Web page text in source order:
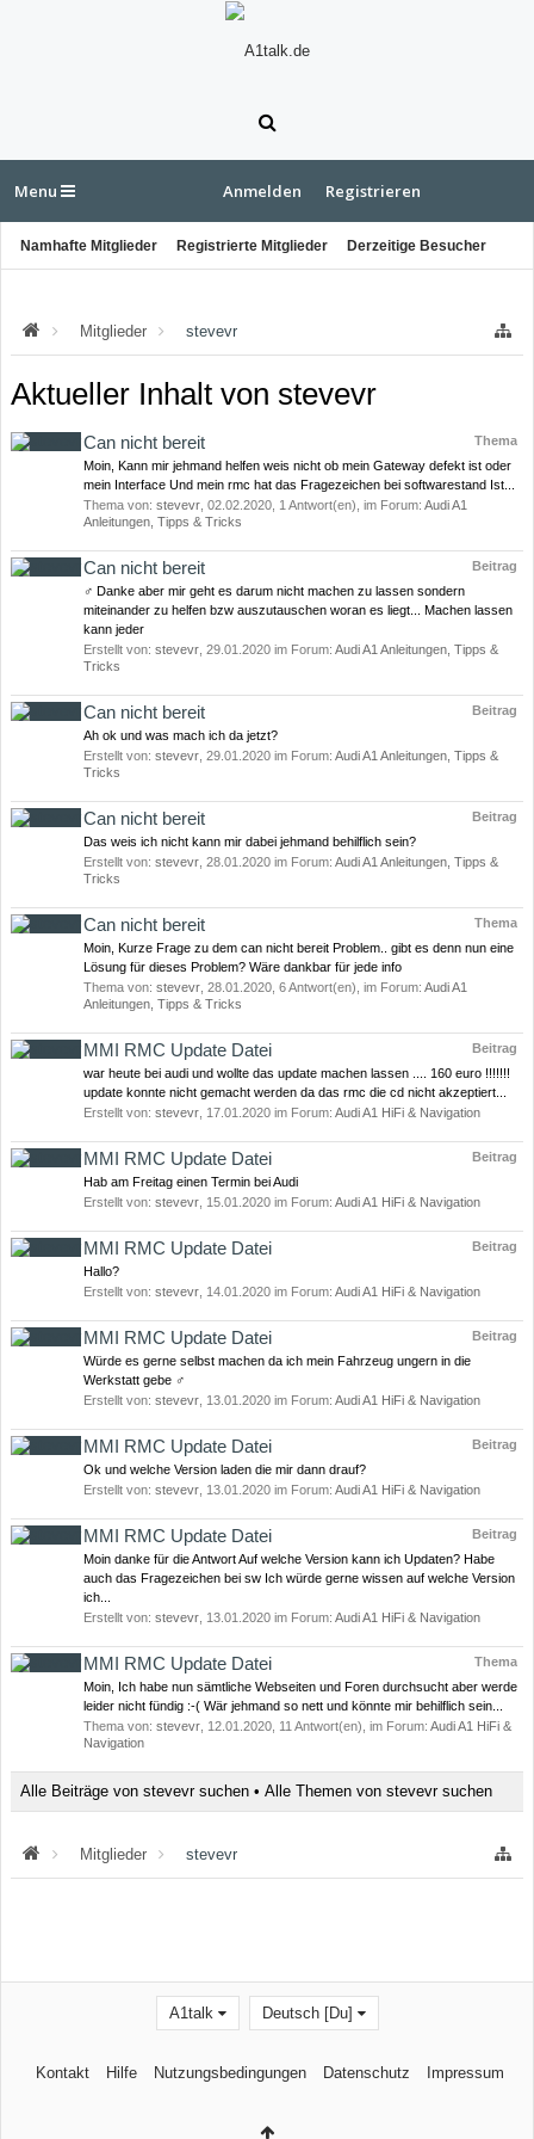
Menu
Namhafte Mitglieder Registrierte Mitglieder Derzeitige Besucher
Anmelden Registrieren
Mitglieder stevevr
Aktueller Inhalt von stevevr
Thema
Can nicht bereit
Moin, Kann mir jehmand helfen weis nicht ob mein Gateway defekt ist oder
mein Interface Und mein rmc hat das Fragezeichen bei softwarestand Ist...
Thema von: stevevr 02.02.2020 , 1 Antwort(en), im Forum: Audi A1
Anleitungen, Tipps & Tricks
Beitrag
Can nicht bereit
‍♂️ Danke aber mir geht es darum nicht machen zu lassen sondern
miteinander zu helfen bzw auszutauschen woran es liegt... Machen lassen
kann jeder
Erstellt von: stevevr 29.01.2020 im Forum: Audi A1 Anleitungen, Tipps &
Tricks
Beitrag
Can nicht bereit
Ah ok und was mach ich da jetzt?
Erstellt von: stevevr 29.01.2020 im Forum: Audi A1 Anleitungen, Tipps &
Tricks
Beitrag
Can nicht bereit
Das weis ich nicht kann mir dabei jehmand behilflich sein?
Erstellt von: stevevr 28.01.2020 im Forum: Audi A1 Anleitungen, Tipps &
Tricks
Thema
Can nicht bereit
Moin, Kurze Frage zu dem can nicht bereit Problem.. gibt es denn nun eine
Lösung für dieses Problem? Wäre dankbar für jede info
Thema von: stevevr 28.01.2020 , 6 Antwort(en), im Forum: Audi A1
Anleitungen, Tipps & Tricks
Beitrag
MMI RMC Update Datei
war heute bei audi und wollte das update machen lassen .... 160 euro !!!!!!!
update konnte nicht gemacht werden da das rmc die cd nicht akzeptiert...
Erstellt von: stevevr 17.01.2020 im Forum: Audi A1 HiFi & Navigation
Beitrag
MMI RMC Update Datei
Hab am Freitag einen Termin bei Audi
Erstellt von: stevevr 15.01.2020 im Forum: Audi A1 HiFi & Navigation
Beitrag
MMI RMC Update Datei
Hallo?
Erstellt von: stevevr 14.01.2020 im Forum: Audi A1 HiFi & Navigation
Beitrag
MMI RMC Update Datei
Würde es gerne selbst machen da ich mein Fahrzeug ungern in die
Werkstatt gebe ‍♂️
Erstellt von: stevevr 13.01.2020 im Forum: Audi A1 HiFi & Navigation
Beitrag
MMI RMC Update Datei
Ok und welche Version laden die mir dann drauf?
Erstellt von: stevevr 13.01.2020 im Forum: Audi A1 HiFi & Navigation
Beitrag
MMI RMC Update Datei
Moin danke für die Antwort Auf welche Version kann ich Updaten? Habe
auch das Fragezeichen bei sw Ich würde gerne wissen auf welche Version
ich...
Erstellt von: stevevr 13.01.2020 im Forum: Audi A1 HiFi & Navigation
Thema
MMI RMC Update Datei
Moin, Ich habe nun sämtliche Webseiten und Foren durchsucht aber werde
leider nicht fündig :-( Wär jehmand so nett und könnte mir behilflich sein...
Thema von: stevevr 12.01.2020 , 11 Antwort(en), im Forum: Audi A1 HiFi &
Navigation
Alle Beiträge von stevevr suchen Alle Themen von stevevr suchen
Mitglieder stevevr
A1talk Deutsch [Du]
Kontakt Hilfe Nutzungsbedingungen Datenschutz Impressum